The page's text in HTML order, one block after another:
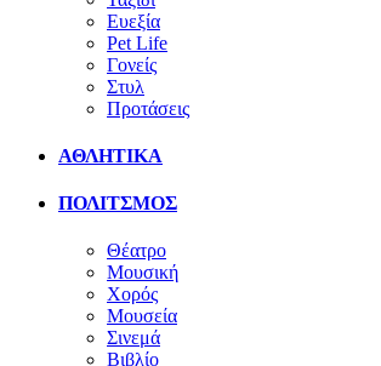
Ευεξία
Pet Life
Γονείς
Στυλ
Προτάσεις
ΑΘΛΗΤΙΚΑ
ΠΟΛΙΤΣΜΟΣ
Θέατρο
Μουσική
Χορός
Μουσεία
Σινεμά
Βιβλίο